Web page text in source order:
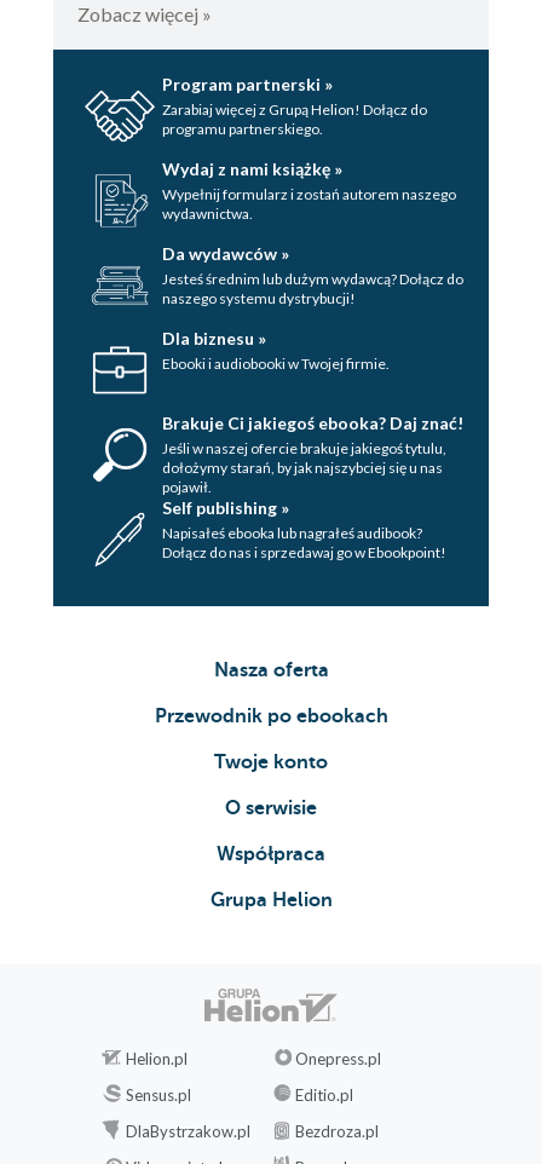
Zobacz więcej »
Program partnerski »
Zarabiaj więcej z Grupą Helion! Dołącz do
programu partnerskiego.
Wydaj z nami książkę »
Wypełnij formularz i zostań autorem naszego
wydawnictwa.
Da wydawców »
Jesteś średnim lub dużym wydawcą? Dołącz do
naszego systemu dystrybucji!
Dla biznesu »
Ebooki i audiobooki w Twojej firmie.
Brakuje Ci jakiegoś ebooka? Daj znać!
Jeśli w naszej ofercie brakuje jakiegoś tytulu,
dołożymy starań, by jak najszybciej się u nas
pojawił.
Self publishing »
Napisałeś ebooka lub nagrałeś audibook?
Dołącz do nas i sprzedawaj go w Ebookpoint!
Nasza oferta
Przewodnik po ebookach
Twoje konto
O serwisie
Współpraca
Grupa Helion
Helion.pl
Onepress.pl
Sensus.pl
Editio.pl
DlaBystrzakow.pl
Bezdroza.pl